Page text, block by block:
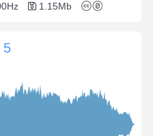
1.15Mb
5